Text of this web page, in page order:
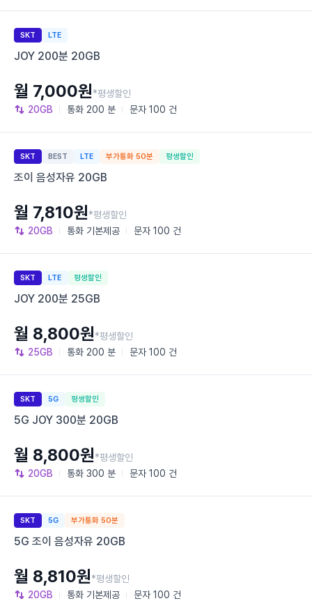
SKT LTE
JOY 200분 20GB
20GB 통화 200 분 문자 100 건
월 7,000원*평생할인
SKT BEST LTE 부가통화 50분 평생할인
조이 음성자유 20GB
20GB 통화 기본제공 문자 100 건
월 7,810원*평생할인
SKT LTE 평생할인
JOY 200분 25GB
25GB 통화 200 분 문자 100 건
월 8,800원*평생할인
SKT 5G 평생할인
5G JOY 300분 20GB
20GB 통화 300 분 문자 100 건
월 8,800원*평생할인
SKT 5G 부가통화 50분
5G 조이 음성자유 20GB
20GB 통화 기본제공 문자 100 건
월 8,810원*평생할인